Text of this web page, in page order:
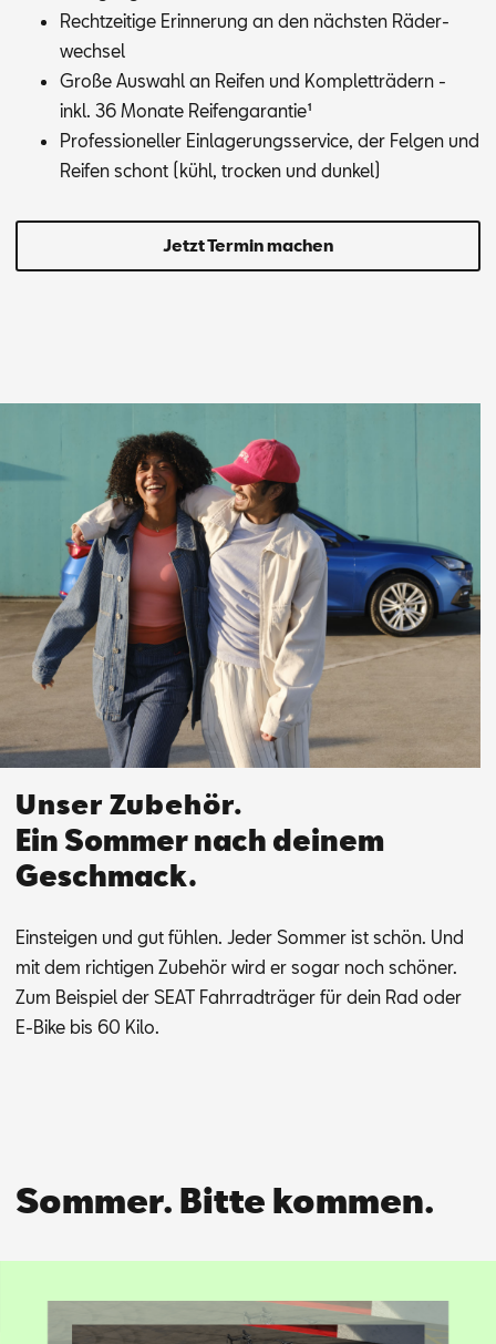
Recht­zei­ti­ge Er­in­ne­rung an den nächs­ten Rä­der­
wech­sel
Gro­ße Aus­wahl an Rei­fen und Kom­plett­rä­dern -
inkl. 36 Mo­na­te Rei­fen­ga­ran­tie¹
Pro­fes­sio­nel­ler Ein­la­ge­rungs­ser­vice, der Fel­gen und
Rei­fen schont (kühl, tro­cken und dun­kel)
Jetzt Termin machen
Unser Zubehör.
Ein Sommer nach deinem
Geschmack.
Ein­stei­gen und gut füh­len. Je­der Som­mer ist schön. Und
mit dem rich­ti­gen Zu­be­hör wird er so­gar noch schö­ner.
Zum Bei­spiel der SEAT Fahr­rad­trä­ger für dein Rad oder
E-Bike bis 60 Kilo.
Sommer. Bitte kommen.